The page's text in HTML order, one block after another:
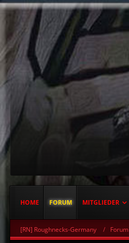
HOME FORUM MITGLIEDER
[RN] Roughnecks-Germany Forum